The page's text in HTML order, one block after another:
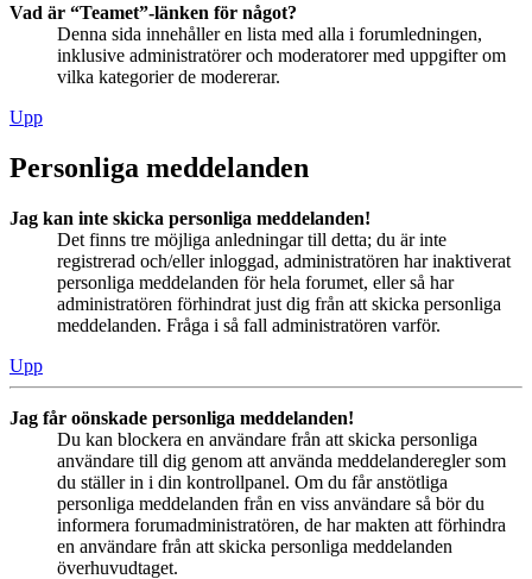
Vad är “Teamet”-länken för något?
Denna sida innehåller en lista med alla i forumledningen,
inklusive administratörer och moderatorer med uppgifter om
vilka kategorier de modererar.
Upp
Personliga meddelanden
Jag kan inte skicka personliga meddelanden!
Det finns tre möjliga anledningar till detta; du är inte
registrerad och/eller inloggad, administratören har inaktiverat
personliga meddelanden för hela forumet, eller så har
administratören förhindrat just dig från att skicka personliga
meddelanden. Fråga i så fall administratören varför.
Upp
Jag får oönskade personliga meddelanden!
Du kan blockera en användare från att skicka personliga
användare till dig genom att använda meddelanderegler som
du ställer in i din kontrollpanel. Om du får anstötliga
personliga meddelanden från en viss användare så bör du
informera forumadministratören, de har makten att förhindra
en användare från att skicka personliga meddelanden
överhuvudtaget.